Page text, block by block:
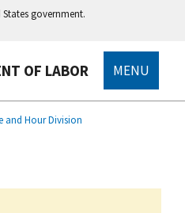
government.
OF LABOR MENU
and Hour Division